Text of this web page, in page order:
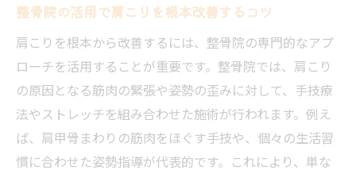
整骨院の活用で肩こりを根本改善するコツ
肩こりを根本から改善するには、整骨院の専門的なアプ
ローチを活用することが重要です。整骨院では、肩こり
の原因となる筋肉の緊張や姿勢の歪みに対して、手技療
法やストレッチを組み合わせた施術が行われます。例え
ば、肩甲骨まわりの筋肉をほぐす手技や、個々の生活習
慣に合わせた姿勢指導が代表的です。これにより、単な